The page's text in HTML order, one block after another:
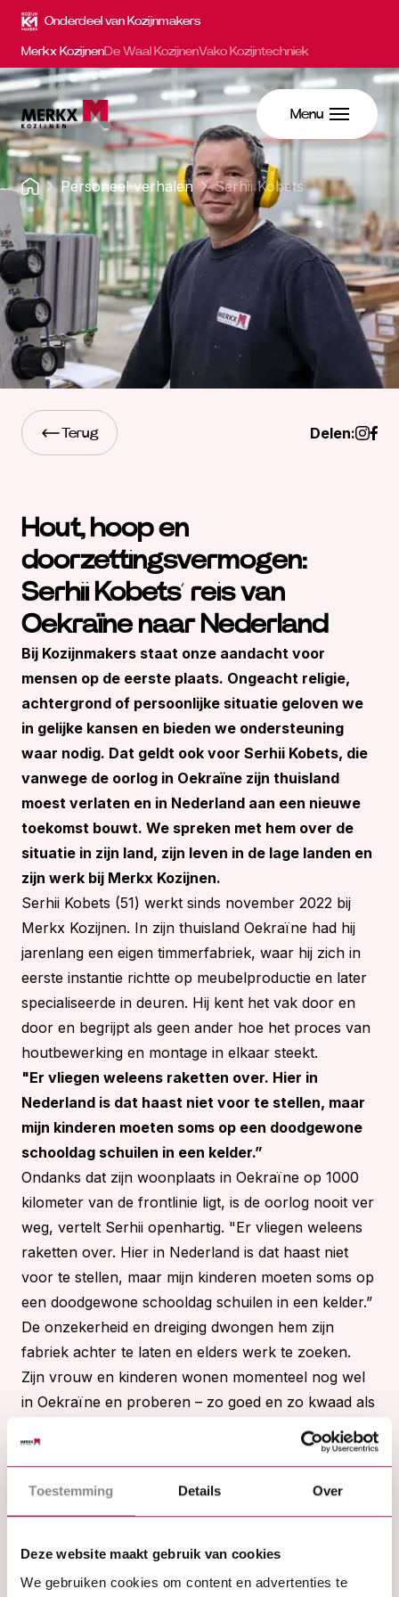
Toestemming Details Over
Deze website maakt gebruik van cookies
We gebruiken cookies om content en advertenties te
Onderdeel van Kozijnmakers
Merkx KozijnenDe Waal KozijnenVako Kozijntechniek
Menu
Personeel verhalen Serhii Kobets
Terug Delen:
Hout, hoop en
doorzettingsvermogen:
Serhii Kobets’ reis van
Oekraïne naar Nederland
Bij Kozijnmakers staat onze aandacht voor
mensen op de eerste plaats. Ongeacht religie,
achtergrond of persoonlijke situatie geloven we
in gelijke kansen en bieden we ondersteuning
waar nodig. Dat geldt ook voor Serhii Kobets, die
vanwege de oorlog in Oekraïne zijn thuisland
moest verlaten en in Nederland aan een nieuwe
toekomst bouwt. We spreken met hem over de
situatie in zijn land, zijn leven in de lage landen en
zijn werk bij Merkx Kozijnen.
Serhii Kobets (51) werkt sinds november 2022 bij
Merkx Kozijnen. In zijn thuisland Oekraïne had hij
jarenlang een eigen timmerfabriek, waar hij zich in
eerste instantie richtte op meubelproductie en later
specialiseerde in deuren. Hij kent het vak door en
door en begrijpt als geen ander hoe het proces van
houtbewerking en montage in elkaar steekt.
"Er vliegen weleens raketten over. Hier in
Nederland is dat haast niet voor te stellen, maar
mijn kinderen moeten soms op een doodgewone
schooldag schuilen in een kelder.”
Ondanks dat zijn woonplaats in Oekraïne op 1000
kilometer van de frontlinie ligt, is de oorlog nooit ver
weg, vertelt Serhii openhartig. "Er vliegen weleens
raketten over. Hier in Nederland is dat haast niet
voor te stellen, maar mijn kinderen moeten soms op
een doodgewone schooldag schuilen in een kelder.”
De onzekerheid en dreiging dwongen hem zijn
fabriek achter te laten en elders werk te zoeken.
Zijn vrouw en kinderen wonen momenteel nog wel
in Oekraïne en proberen – zo goed en zo kwaad als
Nederland was geen onbekend terrein voor Serhii.
hij een Nederlandse man kennen, met wie hij nog
steeds bevriend is. Toen de oorlog uitbrak, bood zijn